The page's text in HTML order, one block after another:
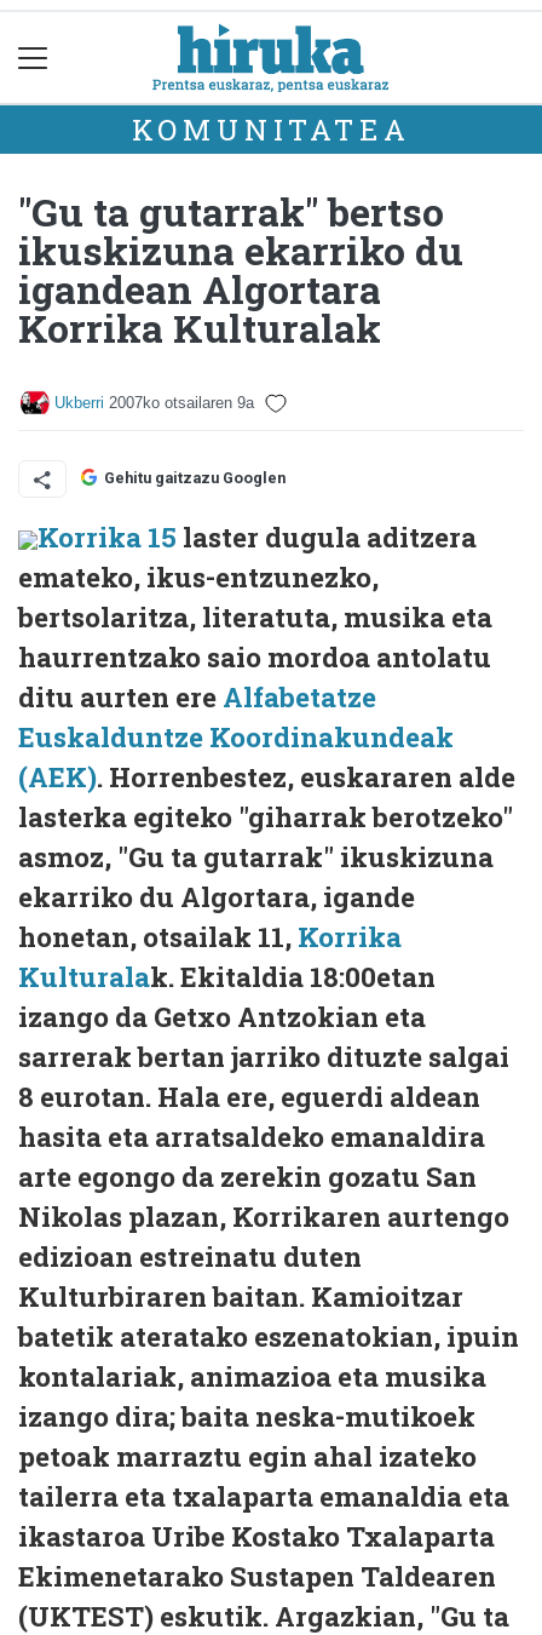
KOMUNITATEA
"Gu ta gutarrak" bertso
ikuskizuna ekarriko du
igandean Algortara
Korrika Kulturalak
Ukberri 2007ko otsailaren 9a
Gehitu gaitzazu Googlen
Korrika 15 laster dugula aditzera
emateko, ikus-entzunezko,
bertsolaritza, literatuta, musika eta
haurrentzako saio mordoa antolatu
ditu aurten ere Alfabetatze
Euskalduntze Koordinakundeak
(AEK). Horrenbestez, euskararen alde
lasterka egiteko "giharrak berotzeko"
asmoz, "Gu ta gutarrak" ikuskizuna
ekarriko du Algortara, igande
honetan, otsailak 11, Korrika
Kulturalak. Ekitaldia 18:00etan
izango da Getxo Antzokian eta
sarrerak bertan jarriko dituzte salgai
8 eurotan. Hala ere, eguerdi aldean
hasita eta arratsaldeko emanaldira
arte egongo da zerekin gozatu San
Nikolas plazan, Korrikaren aurtengo
edizioan estreinatu duten
Kulturbiraren baitan. Kamioitzar
batetik ateratako eszenatokian, ipuin
kontalariak, animazioa eta musika
izango dira; baita neska-mutikoek
petoak marraztu egin ahal izateko
tailerra eta txalaparta emanaldia eta
ikastaroa Uribe Kostako Txalaparta
Ekimenetarako Sustapen Taldearen
(UKTEST) eskutik. Argazkian, "Gu ta